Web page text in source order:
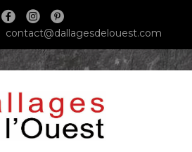
contact@dallagesdelouest.com